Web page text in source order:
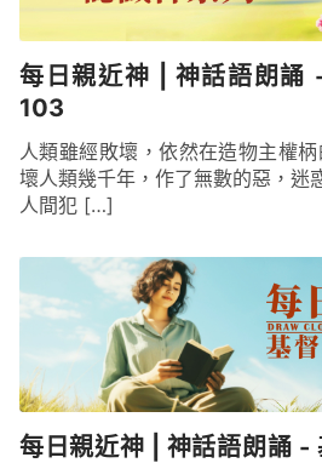
每日親近神 | 神話語朗誦
103
人類雖經敗壞，依然在造物主權
壞人類幾千年，作了無數的惡，迷
人間犯 […]
每日親近神 | 神話語朗誦 -